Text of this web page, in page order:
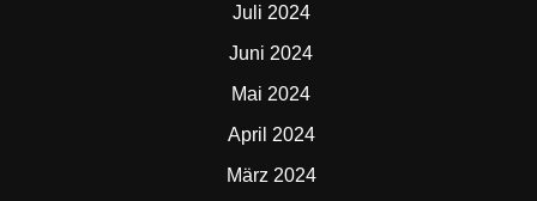
Juli 2024
Juni 2024
Mai 2024
April 2024
März 2024